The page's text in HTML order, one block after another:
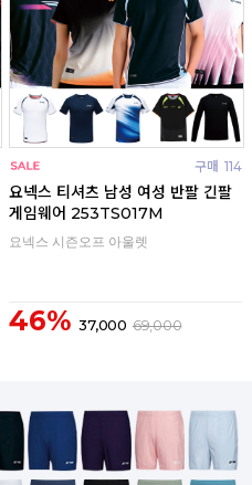
구매 114
요넥스 티셔츠 남성 여성 반팔 긴팔
게임웨어 253TS017M
요넥스 시즌오프 아울렛
46% 37,000 69,000